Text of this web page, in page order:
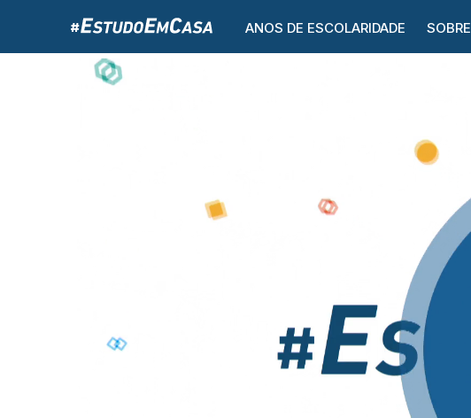
ANOS DE ESCOLARIDADE SOBRE